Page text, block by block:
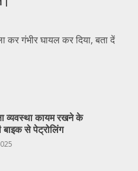
कर गंभीर घायल कर दिया, बता दें
व्यवस्था कायम रखने के
बाइक से पेट्रोलिंग